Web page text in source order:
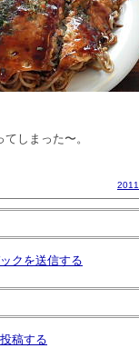
しまった〜。
クを送信する
稿する